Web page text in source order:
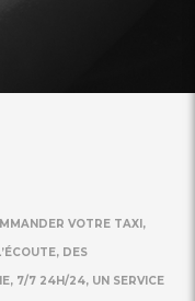
VOTRE TAXI,
DES
7/7 24H/24, UN SERVICE